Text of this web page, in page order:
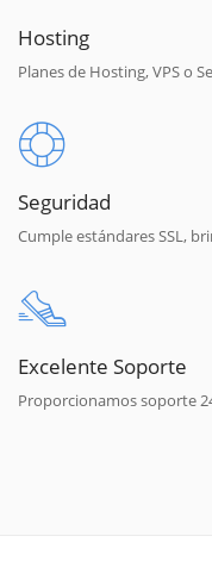
Hosting
Planes de Hosting, VPS o
Seguridad
Cumple estándares SSL,
Excelente Soporte
Proporcionamos soporte